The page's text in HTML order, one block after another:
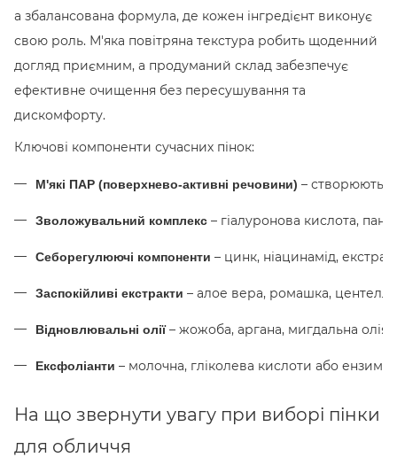
а збалансована формула, де кожен інгредієнт виконує
свою роль. М'яка повітряна текстура робить щоденний
догляд приємним, а продуманий склад забезпечує
ефективне очищення без пересушування та
дискомфорту.
Ключові компоненти сучасних пінок:
М'які ПАР (поверхнево-активні речовини) – створюють
Зволожувальний комплекс – гіалуронова кислота,
Себорегулюючі компоненти – цинк, ніацинамід,
Заспокійливі екстракти – алое вера, ромашка, центелла
Відновлювальні олії – жожоба, аргана, мигдальна олія
Ексфоліанти – молочна, гліколева кислоти або ензими
На що звернути увагу при виборі пінки
для обличчя